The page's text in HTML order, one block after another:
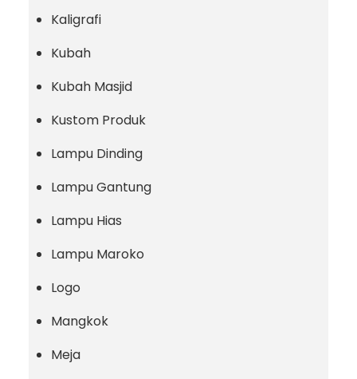
Kaligrafi
Kubah
Kubah Masjid
Kustom Produk
Lampu Dinding
Lampu Gantung
Lampu Hias
Lampu Maroko
Logo
Mangkok
Meja